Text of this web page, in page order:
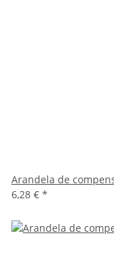
Arandela de
6,28 € *